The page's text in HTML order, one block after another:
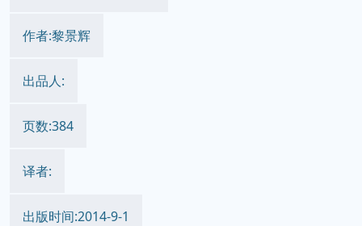
作者:黎景辉
出品人:
页数:384
译者:
出版时间:2014-9-1